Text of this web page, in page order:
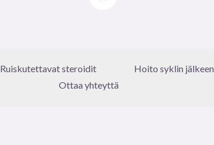
Ruiskutettavat steroidit Hoito syklin jälkeen
Ottaa yhteyttä